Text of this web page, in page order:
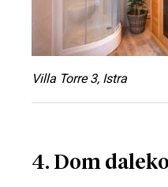
Villa Torre 3, Istra
4. Dom